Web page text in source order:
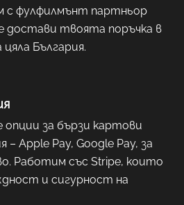
с фулфилмънт партньор
достави твоята поръчка в
България.
за бързи картови
– Apple Pay, Google Pay, за
Работим със Stripe, които
и сигурност на